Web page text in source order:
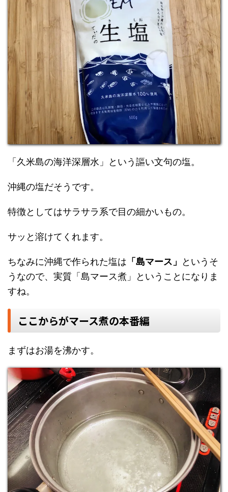
「久米島の海洋深層水」という謳い文句の塩。
沖縄の塩だそうです。
特徴としてはサラサラ系で目の細かいもの。
サッと溶けてくれます。
ちなみに沖縄で作られた塩は 「島マース」
というそ
うなので、実質「島マース煮」ということになりま
すね。
ここからがマース煮の本番編
まずはお湯を沸かす。